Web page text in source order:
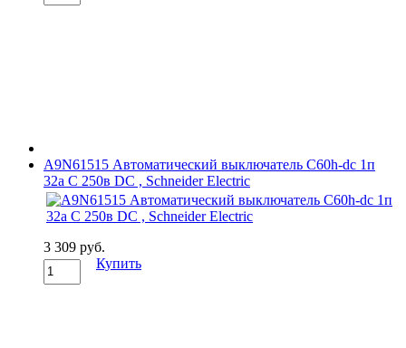
A9N61515 Автоматический выключатель C60h-dc 1п
32а C 250в DC , Schneider Electric
3 309 руб.
Купить